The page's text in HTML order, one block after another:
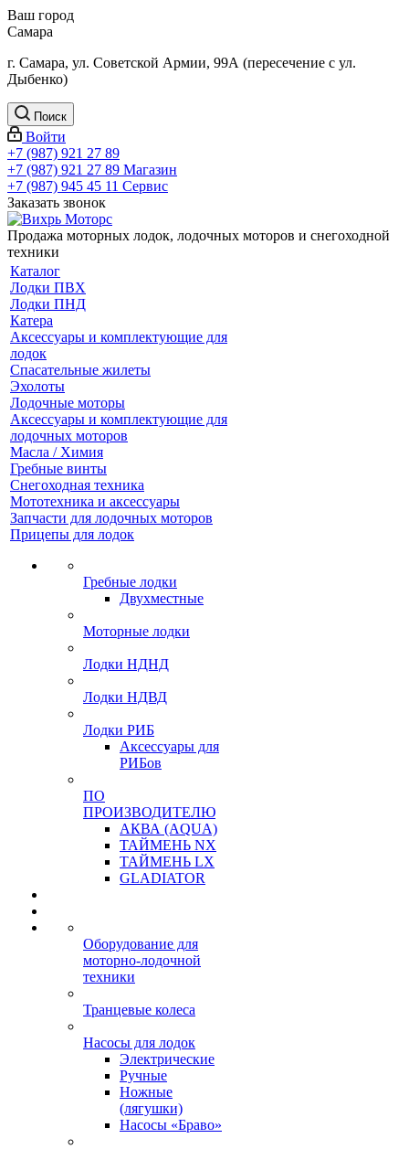
Ваш город
Самара
г. Самара, ул. Советской Армии, 99А (пересечение с ул.
Дыбенко)
Поиск
Войти
+7 (987) 921 27 89
+7 (987) 921 27 89 Магазин
+7 (987) 945 45 11 Сервис
Заказать звонок
Продажа моторных лодок, лодочных моторов и снегоходной
техники
Каталог
Лодки ПВХ
Лодки ПНД
Катера
Аксессуары и комплектующие для
лодок
Спасательные жилеты
Эхолоты
Лодочные моторы
Аксессуары и комплектующие для
лодочных моторов
Масла / Химия
Гребные винты
Снегоходная техника
Мототехника и аксессуары
Запчасти для лодочных моторов
Прицепы для лодок
Гребные лодки
Двухместные
Моторные лодки
Лодки НДНД
Лодки НДВД
Лодки РИБ
Аксессуары для
РИБов
ПО
ПРОИЗВОДИТЕЛЮ
АКВА (AQUA)
ТАЙМЕНЬ NX
ТАЙМЕНЬ LX
GLADIATOR
Оборудование для
моторно-лодочной
техники
Транцевые колеса
Насосы для лодок
Электрические
Ручные
Ножные
(лягушки)
Насосы «Браво»